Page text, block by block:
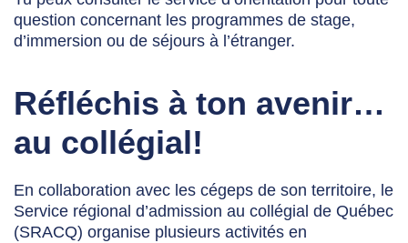
question concernant les programmes de stage,
d’immersion ou de séjours à l’étranger.
Réfléchis à ton avenir…
au collégial!
En collaboration avec les cégeps de son territoire, le
Service régional d’admission au collégial de Québec
(SRACQ) organise plusieurs activités en